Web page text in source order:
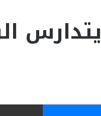
ماسنجر